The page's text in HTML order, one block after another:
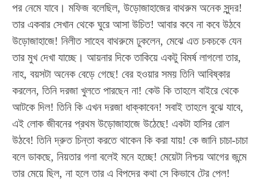
পর নেমে যাবে। মফিজ বলেছিল, উড়োজাহাজের বাথরুম অনেক সুন্দর!
তার একবার সেখান থেকে ঘুরে আসা উচিত! আবার কবে না কবে উঠবে
উড়োজাহাজে! নিলীত সাহেব বাথরুমে ঢুকলেন, মেঝে এত চকচকে যেন
তার মুখ দেখা যাচ্ছে। আয়নার দিকে তাকিয়ে একটু বিমর্ষ লাগলো তার,
নাহ, বয়সটা অনেক বেড়ে গেছে! বের হওয়ার সময় তিনি আবিষ্কার
করলেন, তিনি দরজা খুলতে পারছেন না! কেউ কি তাহলে বাইরে থেকে
আটকে দিল! তিনি কি এখন দরজা ধাক্কাবেন! সবাই তাহলে বুঝে যাবে,
এই লোক জীবনের প্রথম উড়োজাহাজে উঠেছে! একটা হাসির রোল
উঠবে! তিনি দ্রুত চিন্তা করতে থাকেন কি করা যায়! কে জানি চাচা-চাচা
বলে ডাকছে, নিয়তার গলা বলেই মনে হচ্ছে! মেয়েটা নিশ্চয় আগের জন্মে
তার মেয়ে ছিল, না হলে তার এ বিপদের কথা সে কিভাবে টের পেল!